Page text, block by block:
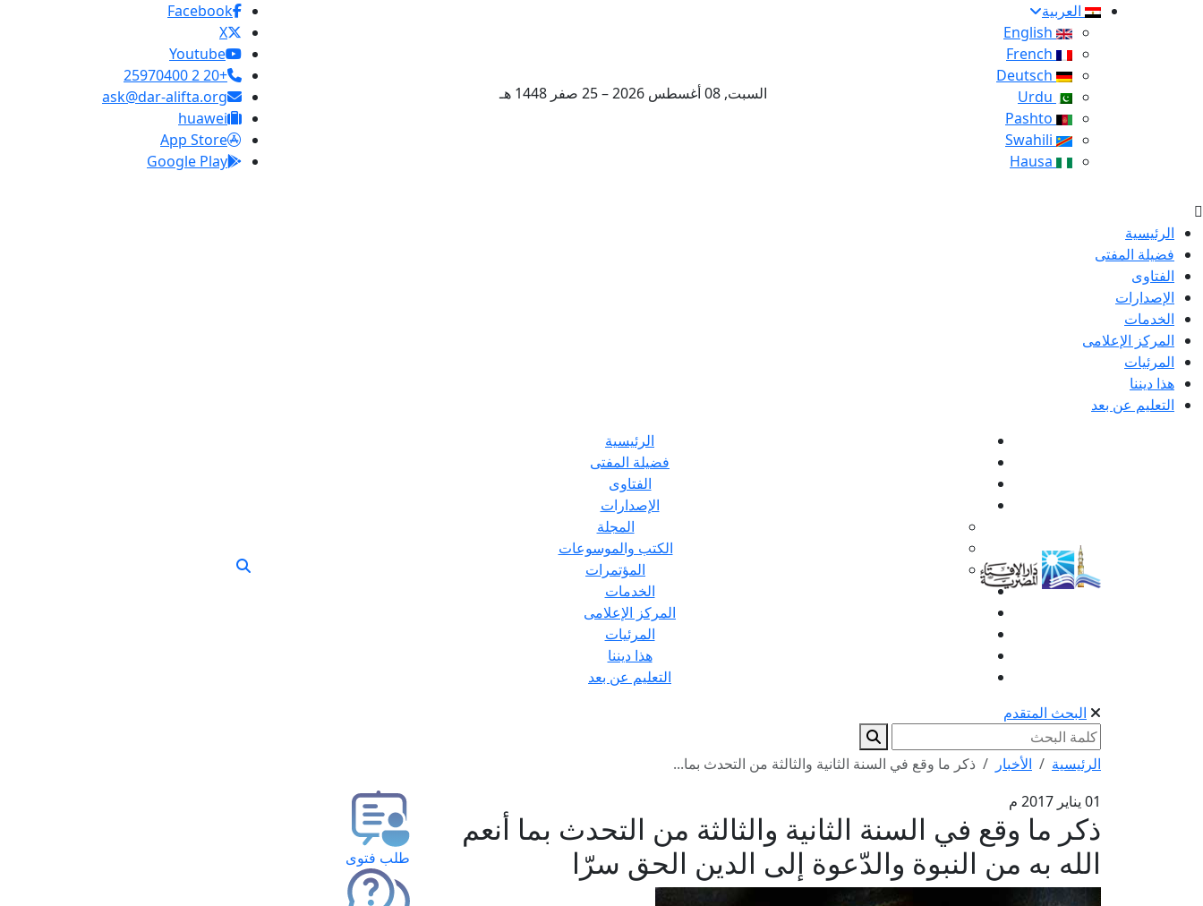
العربية
السبت, 08 أغسطس 2026 – 25 صفر 1448 هـ
Facebook
X
Youtube
+20 2 25970400
ask@dar-alifta.org
huawei
App Store
Google Play
الرئيسية
فضيلة المفتى
الفتاوى
الإصدارات
الخدمات
المركز الإعلامى
المرئيات
هذا ديننا
التعليم عن بعد
الرئيسية
فضيلة المفتى
الفتاوى
الإصدارات
المجلة
الكتب والموسوعات
المؤتمرات
الخدمات
المركز الإعلامى
المرئيات
هذا ديننا
التعليم عن بعد
البحث المتقدم
الرئيسية الأخبار
ذكر ما وقع في السنة الثانية والثالثة من التحدث بما...
01 يناير 2017 م
ذكر ما وقع في السنة الثانية والثالثة من التحدث بما أنعم
الله به من النبوة والدّعوة إلى الدين الحق سرّا
طلب فتوى